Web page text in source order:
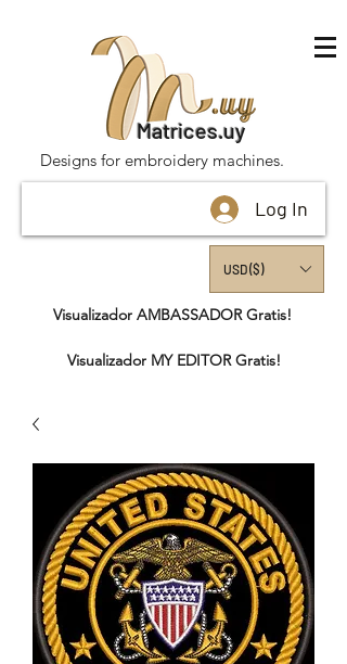
Matrices.uy
Designs for embroidery machines.
Log In
USD ($)
Visualizador AMBASSADOR Gratis!
Visualizador MY EDITOR Gratis!